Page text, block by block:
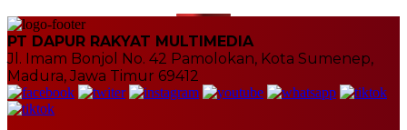
PT DAPUR RAKYAT MULTIMEDIA
Jl. Imam Bonjol No. 42 Pamolokan, Kota Sumenep,
Madura, Jawa Timur 69412